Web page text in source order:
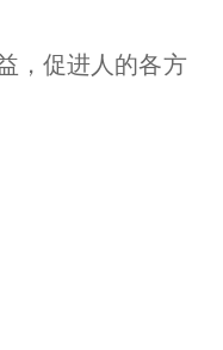
，促进人的各方